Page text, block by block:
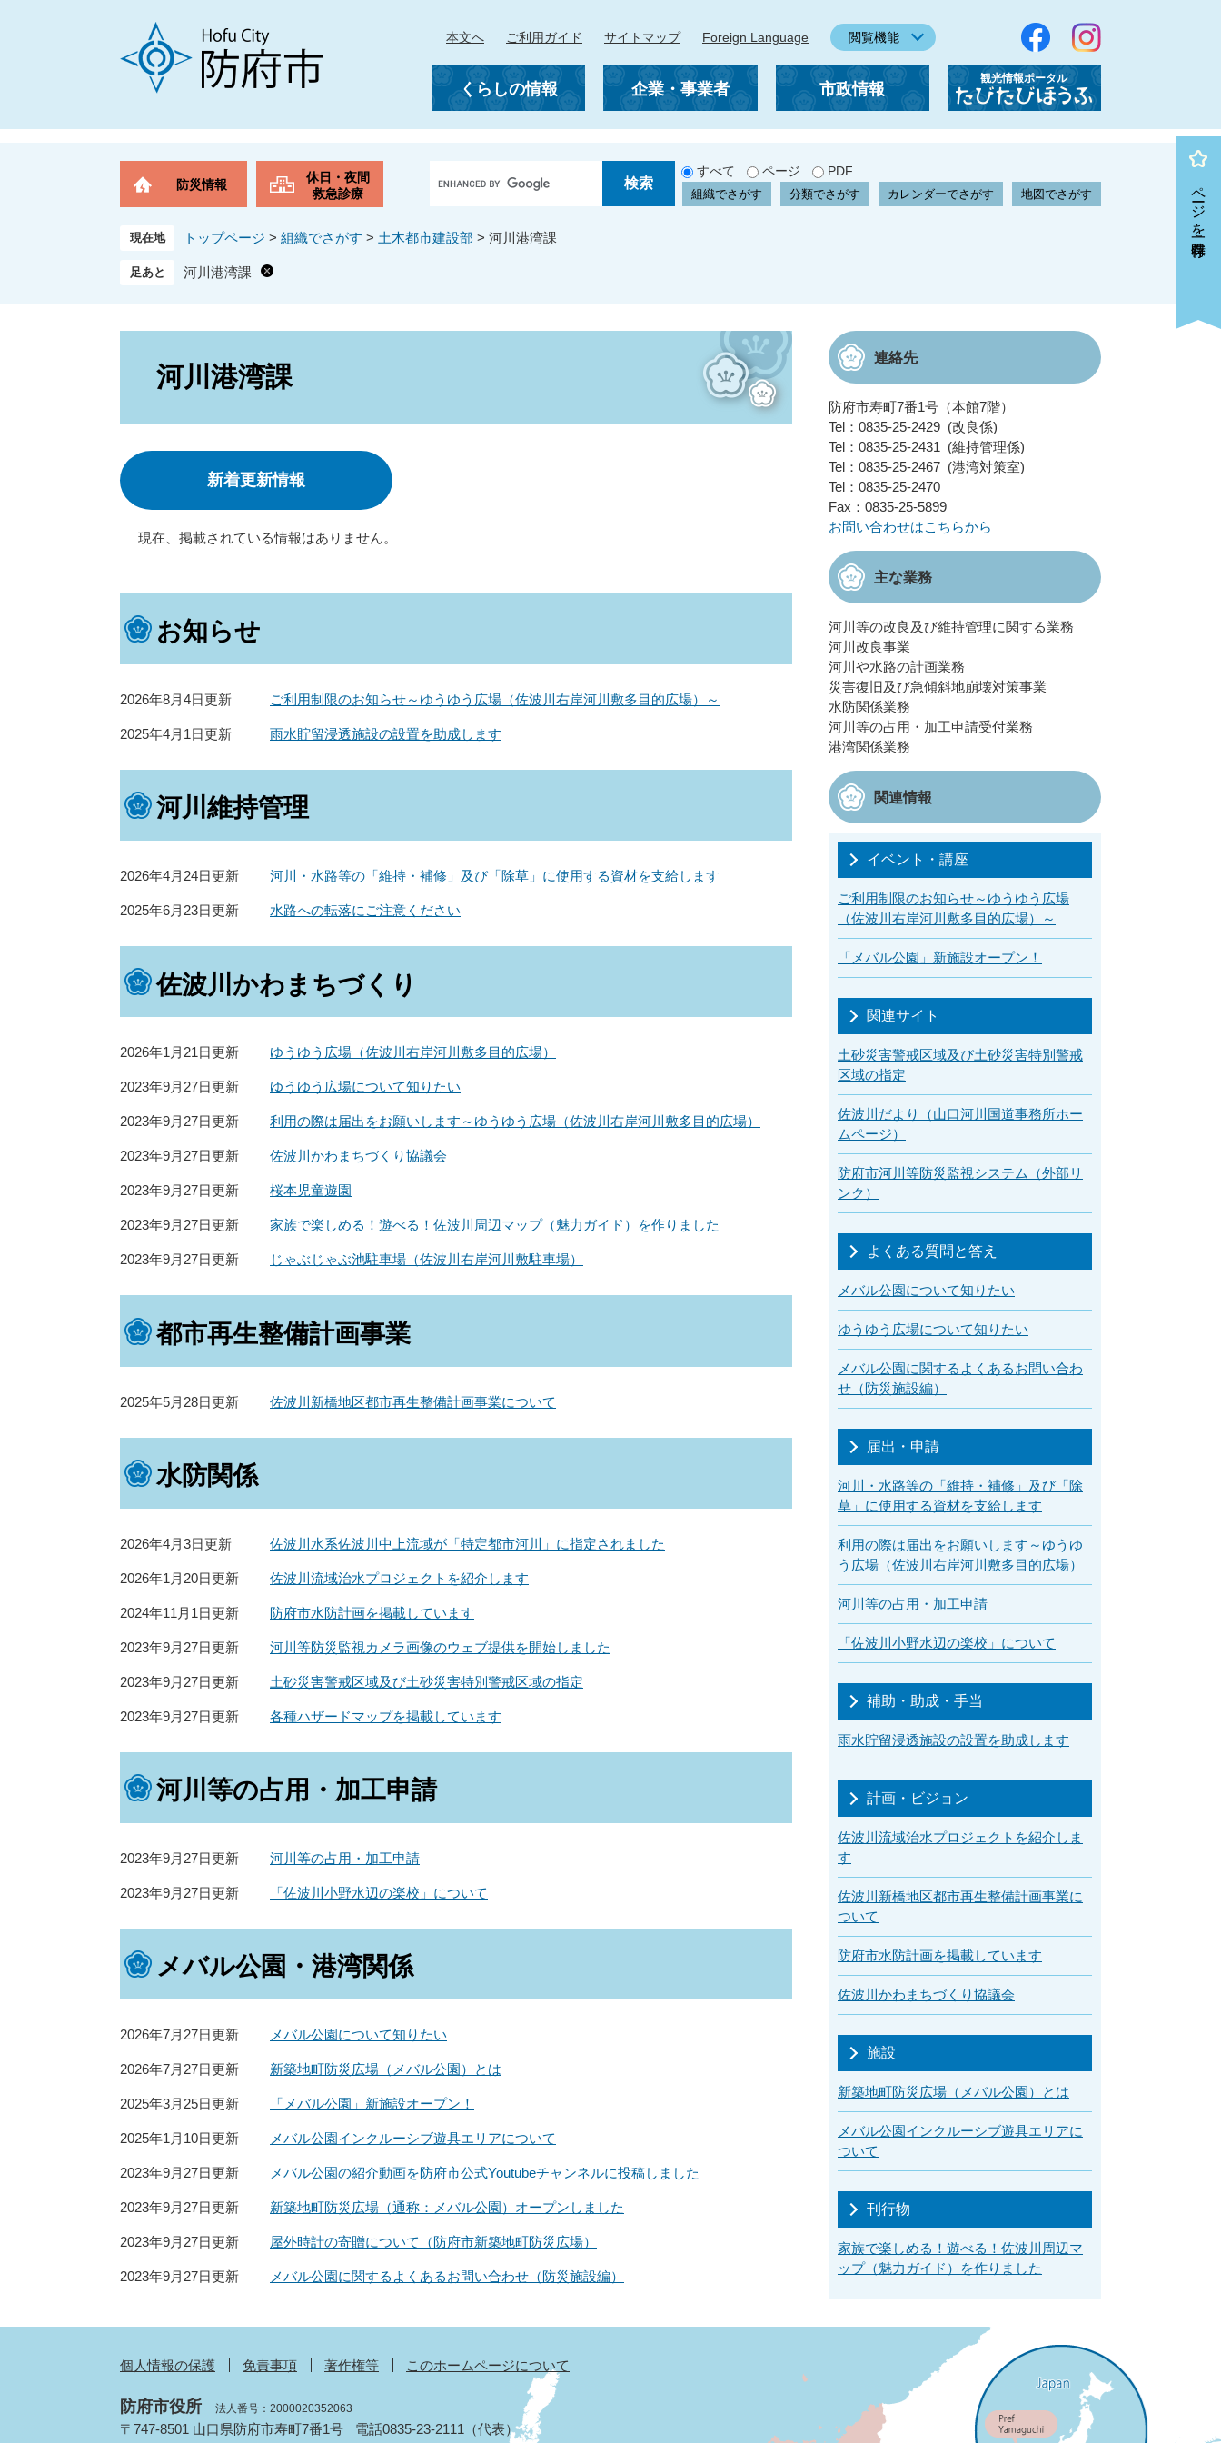
で
ば
本文へ ご利用ガイド サイトマップ Foreign Language 閲覧機能
くらしの情報 企業・事業者 市政情報
観光情報ポータル
「たびたびほうふ」
防災情報
休日・夜間
救急診療
l
すべて ページ PDF
組織でさがす 分類でさがす カレンダーでさがす 地図でさがす
現在地 トップページ > 組織でさがす > 土木都市建設部 > 河川港湾課
河川港湾課
河川港湾課
新着更新情報
現在、掲載されている情報はありません。
お知らせ
2026年8月4日更新 ご利用制限のお知らせ～ゆうゆう広場（佐波川右岸河川敷多目的広場）～
2025年4月1日更新 雨水貯留浸透施設の設置を助成します
河川維持管理
2026年4月24日更新 河川・水路等の「維持・補修」及び「除草」に使用する資材を支給します
2025年6月23日更新 水路への転落にご注意ください
佐波川かわまちづくり
2026年1月21日更新 ゆうゆう広場（佐波川右岸河川敷多目的広場）
2023年9月27日更新 ゆうゆう広場について知りたい
2023年9月27日更新 利用の際は届出をお願いします～ゆうゆう広場（佐波川右岸河川敷多目的広場）
2023年9月27日更新 佐波川かわまちづくり協議会
2023年9月27日更新 桜本児童遊園
2023年9月27日更新 家族で楽しめる！遊べる！佐波川周辺マップ（魅力ガイド）を作りました
2023年9月27日更新 じゃぶじゃぶ池駐車場（佐波川右岸河川敷駐車場）
都市再生整備計画事業
2025年5月28日更新 佐波川新橋地区都市再生整備計画事業について
水防関係
2026年4月3日更新 佐波川水系佐波川中上流域が「特定都市河川」に指定されました
2026年1月20日更新 佐波川流域治水プロジェクトを紹介します
2024年11月1日更新 防府市水防計画を掲載しています
2023年9月27日更新 河川等防災監視カメラ画像のウェブ提供を開始しました
2023年9月27日更新 土砂災害警戒区域及び土砂災害特別警戒区域の指定
2023年9月27日更新 各種ハザードマップを掲載しています
河川等の占用・加工申請
2023年9月27日更新 河川等の占用・加工申請
2023年9月27日更新 「佐波川小野水辺の楽校」について
メバル公園・港湾関係
2026年7月27日更新 メバル公園について知りたい
2026年7月27日更新 新築地町防災広場（メバル公園）とは
2025年3月25日更新 「メバル公園」新施設オープン！
2025年1月10日更新 メバル公園インクルーシブ遊具エリアについて
2023年9月27日更新 メバル公園の紹介動画を防府市公式Youtubeチャンネルに投稿しました
2023年9月27日更新 新築地町防災広場（通称：メバル公園）オープンしました
2023年9月27日更新 屋外時計の寄贈について（防府市新築地町防災広場）
2023年9月27日更新 メバル公園に関するよくあるお問い合わせ（防災施設編）
連絡先
防府市寿町7番1号（本館7階）
Tel：0835-25-2429
改良係
Tel：0835-25-2431
維持管理係
Tel：0835-25-2467
港湾対策室
Tel：0835-25-2470
Fax：0835-25-5899
お問い合わせはこちらから
主な業務
河川等の改良及び維持管理に関する業務
河川改良事業
河川や水路の計画業務
災害復旧及び急傾斜地崩壊対策事業
水防関係業務
河川等の占用・加工申請受付業務
港湾関係業務
関連情報
イベント・講座
ご利用制限のお知らせ～ゆうゆう広場
（佐波川右岸河川敷多目的広場）～
「メバル公園」新施設オープン！
関連サイト
土砂災害警戒区域及び土砂災害特別警戒
区域の指定
佐波川だより（山口河川国道事務所ホー
ムページ）
防府市河川等防災監視システム（外部リ
ンク）
よくある質問と答え
メバル公園について知りたい
ゆうゆう広場について知りたい
メバル公園に関するよくあるお問い合わ
せ（防災施設編）
届出・申請
河川・水路等の「維持・補修」及び「除
草」に使用する資材を支給します
利用の際は届出をお願いします～ゆうゆ
う広場（佐波川右岸河川敷多目的広場）
河川等の占用・加工申請
「佐波川小野水辺の楽校」について
補助・助成・手当
雨水貯留浸透施設の設置を助成します
計画・ビジョン
佐波川流域治水プロジェクトを紹介しま
す
佐波川新橋地区都市再生整備計画事業に
ついて
防府市水防計画を掲載しています
佐波川かわまちづくり協議会
施設
新築地町防災広場（メバル公園）とは
メバル公園インクルーシブ遊具エリアに
ついて
刊行物
家族で楽しめる！遊べる！佐波川周辺マ
ップ（魅力ガイド）を作りました
個人情報の保護 免責事項 著作権等 このホームページについて
防府市役所 法人番号：2000020352063
〒747-8501 山口県防府市寿町7番1号 電話0835-23-2111（代表）
ページを一時保存